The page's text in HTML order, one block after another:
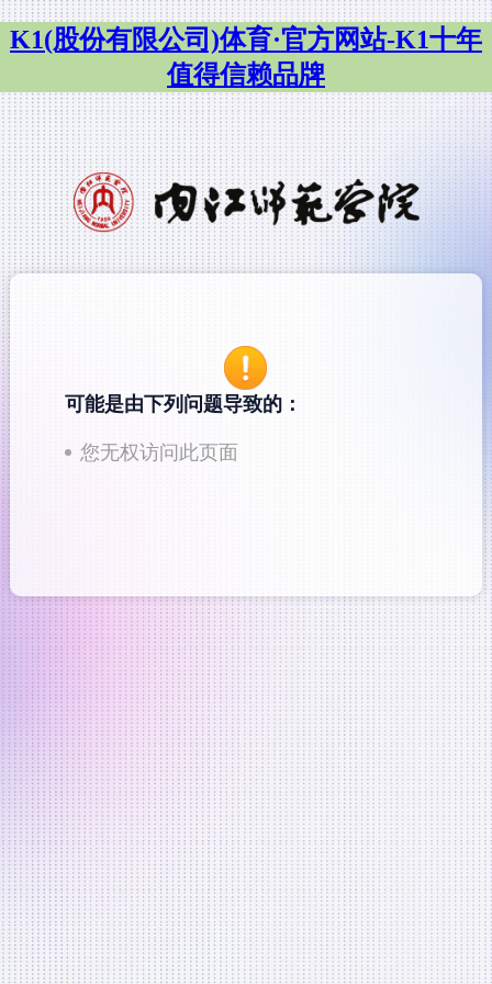
K1(股份有限公司)体育·官方网站-K1十年
值得信赖品牌
可能是由下列问题导致的：
您无权访问此页面